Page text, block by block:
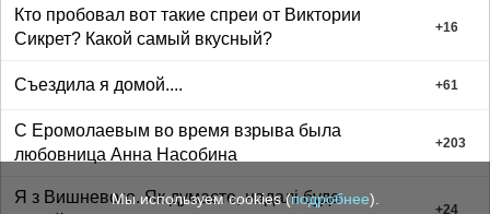
Кто пробовал вот такие спреи от Виктории
Сикрет? Какой самый вкусный?
+16
Съездила я домой.... +61
С Еромолаевым во время взрыва была
любовница Анна Насобина
+203
Я з Вишневого. Як думаєте, надалі буде
+24
Мы используем cookies (подробнее).